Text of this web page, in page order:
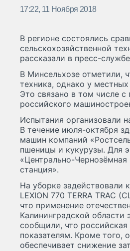
17:22, 11 Ноября 2018
В регионе состоялись
сельскохозяйственной
рассказали в пресс-
В Минсельхозе отметили,
техника, однако у
Это связано в том числе
российского
Испытания организовали
В течение июля-октября
машин компаний
пшеницы и кукурузы. Для
«Центрально-Чернозёмная
станция».
На уборке задействовали
LEXION 770 TERRA TRAC
что применение
Калининградской
сообщили, что российская
показателям. Кроме того,
обеспечивает снижение